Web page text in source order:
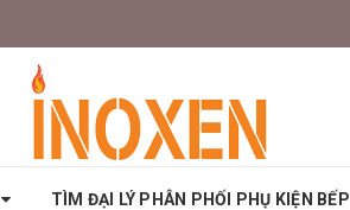
TÌM ĐẠI LÝ PHÂN PHỐI PHỤ KIỆN BẾP